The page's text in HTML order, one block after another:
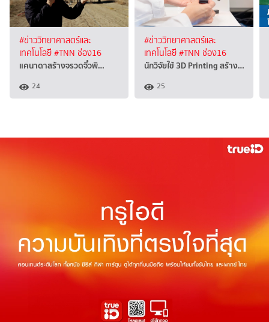
#ข่าววิทยาศาสตร์และ
เทคโนโลยี#TNN ช่อง16
แคนาดาสร้างจรวดจิ๋วพิ…
24
#ข่าววิทยาศาสตร์และ
เทคโนโลยี#TNN ช่อง16
นักวิจัยใข้ 3D Printing สร้าง…
25